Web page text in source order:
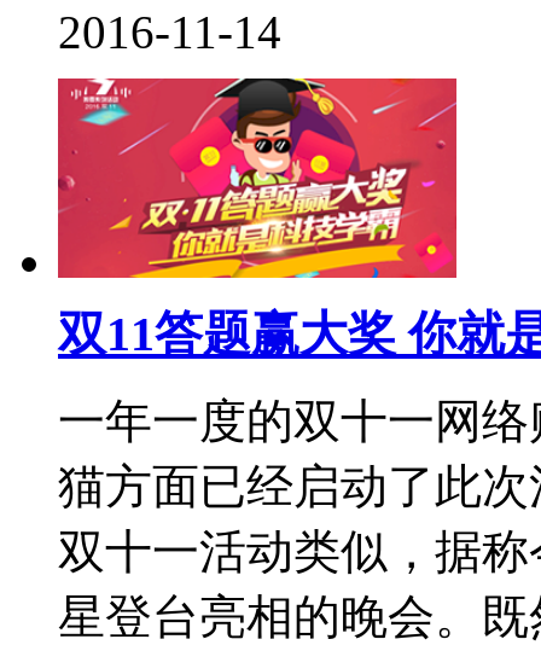
2016-11-14
双11答题赢大奖 你就
一年一度的双十一网
猫方面已经启动了此
双十一活动类似，据
星登台亮相的晚会。